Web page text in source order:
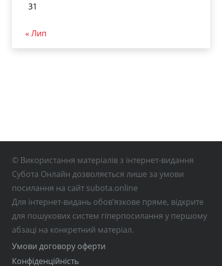
31
« Лип
© Використання матеріалів з інтернет-видання
Субота Онлайн дозволяється лише за умови
посилання на сайт subota.online
Для інтернет-видань обов’язкове пряме, відкрите
для пошукових систем гіперпосилання у першому
абзаці на конкретний матеріал.
Умови договору оферти
Конфіденційність